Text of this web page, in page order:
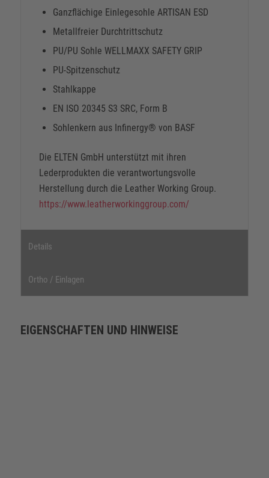
Ganzflächige Einlegesohle ARTISAN ESD
Metallfreier Durchtrittschutz
PU/PU Sohle WELLMAXX SAFETY GRIP
PU-Spitzenschutz
Stahlkappe
EN ISO 20345 S3 SRC, Form B
Sohlenkern aus Infinergy® von BASF
Die ELTEN GmbH unterstützt mit ihren
Lederprodukten die verantwortungsvolle
Herstellung durch die Leather Working Group.
https://www.leatherworkinggroup.com/
Details
Ortho / Einlagen
EIGENSCHAFTEN UND HINWEISE